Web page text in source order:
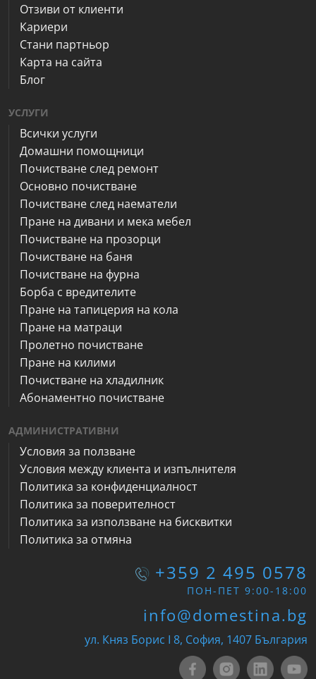
Отзиви от клиенти
Кариери
Стани партньор
Карта на сайта
Блог
УСЛУГИ
Всички услуги
Домашни помощници
Почистване след ремонт
Основно почистване
Почистване след наематели
Пране на дивани и мека мебел
Почистване на прозорци
Почистване на баня
Почистване на фурна
Борба с вредителите
Пране на тапицерия на кола
Пране на матраци
Пролетно почистване
Пране на килими
Почистване на хладилник
Абонаментно почистване
АДМИНИСТРАТИВНИ
Условия за ползване
Условия между клиента и изпълнителя
Политика за конфиденциалност
Политика за поверителност
Политика за използване на бисквитки
Политика за отмяна
+359 2 495 0578
ПОН-ПЕТ 9:00-18:00
info@domestina.bg
ул. Княз Борис I 8, София, 1407 България